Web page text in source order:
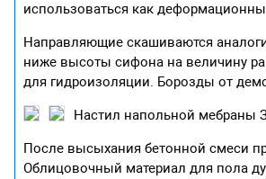
использоваться как
Направляющие скашиваются
ниже высоты сифона на величину
для гидроизоляции. Борозды от
Настил напольной мебраны
После высыхания бетонной смеси
Облицовочный материал для пола